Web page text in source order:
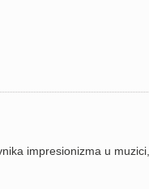
impresionizma u muzici,